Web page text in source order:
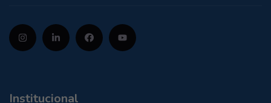
Institucional